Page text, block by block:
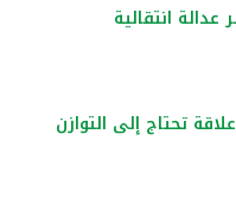
انتقالية
تحتاج إلى التوازن